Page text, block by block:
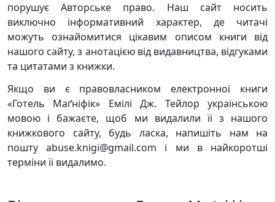
порушує Авторське право. Наш сайт носить
виключно інформативний характер, де читачі
можуть ознайомитися цікавим описом книги від
нашого сайту, з анотацією від видавництва, відгуками
та цитатами з книжки.
Якщо ви є правовласником електронної книги
«Готель Маґніфік» Емілі Дж. Тейлор українською
мовою і бажаєте, щоб ми видалили її з нашого
книжкового сайту, будь ласка, напишіть нам на
пошту abuse.knigi@gmail.com і ми в найкоротші
терміни її видалимо.